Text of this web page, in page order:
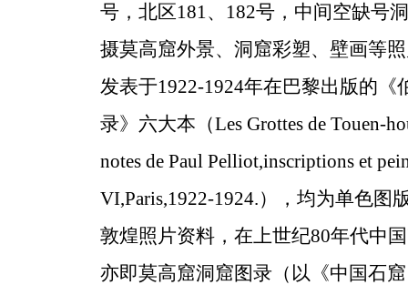
号，北区181、182号，中间空缺号
摄莫高窟外景、洞窟彩塑、壁画等
发表于1922-1924年在巴黎出版的《
录》六大本（Les Grottes de Touen-
notes de Paul Pelliot,inscriptions et
VI,Paris,1922-1924.），均为单色图
敦煌照片资料，在上世纪80年代中
亦即莫高窟洞窟图录（以《中国石